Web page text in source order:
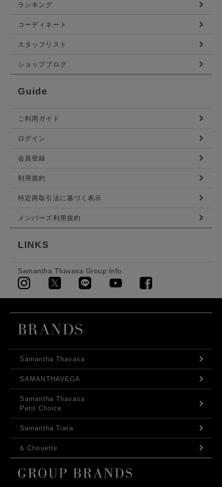
ランキング
コーディネート
スタッフリスト
ショップブログ
Guide
ご利用ガイド
ログイン
会員登録
利用規約
特定商取引法に基づく表示
メンバーズ利用規約
LINKS
Samantha Thavasa Group Info.
Samantha Thavasa
SAMANTHAVEGA
Samantha Thavasa
Petit Choice
Samantha Tiara
& Chouette